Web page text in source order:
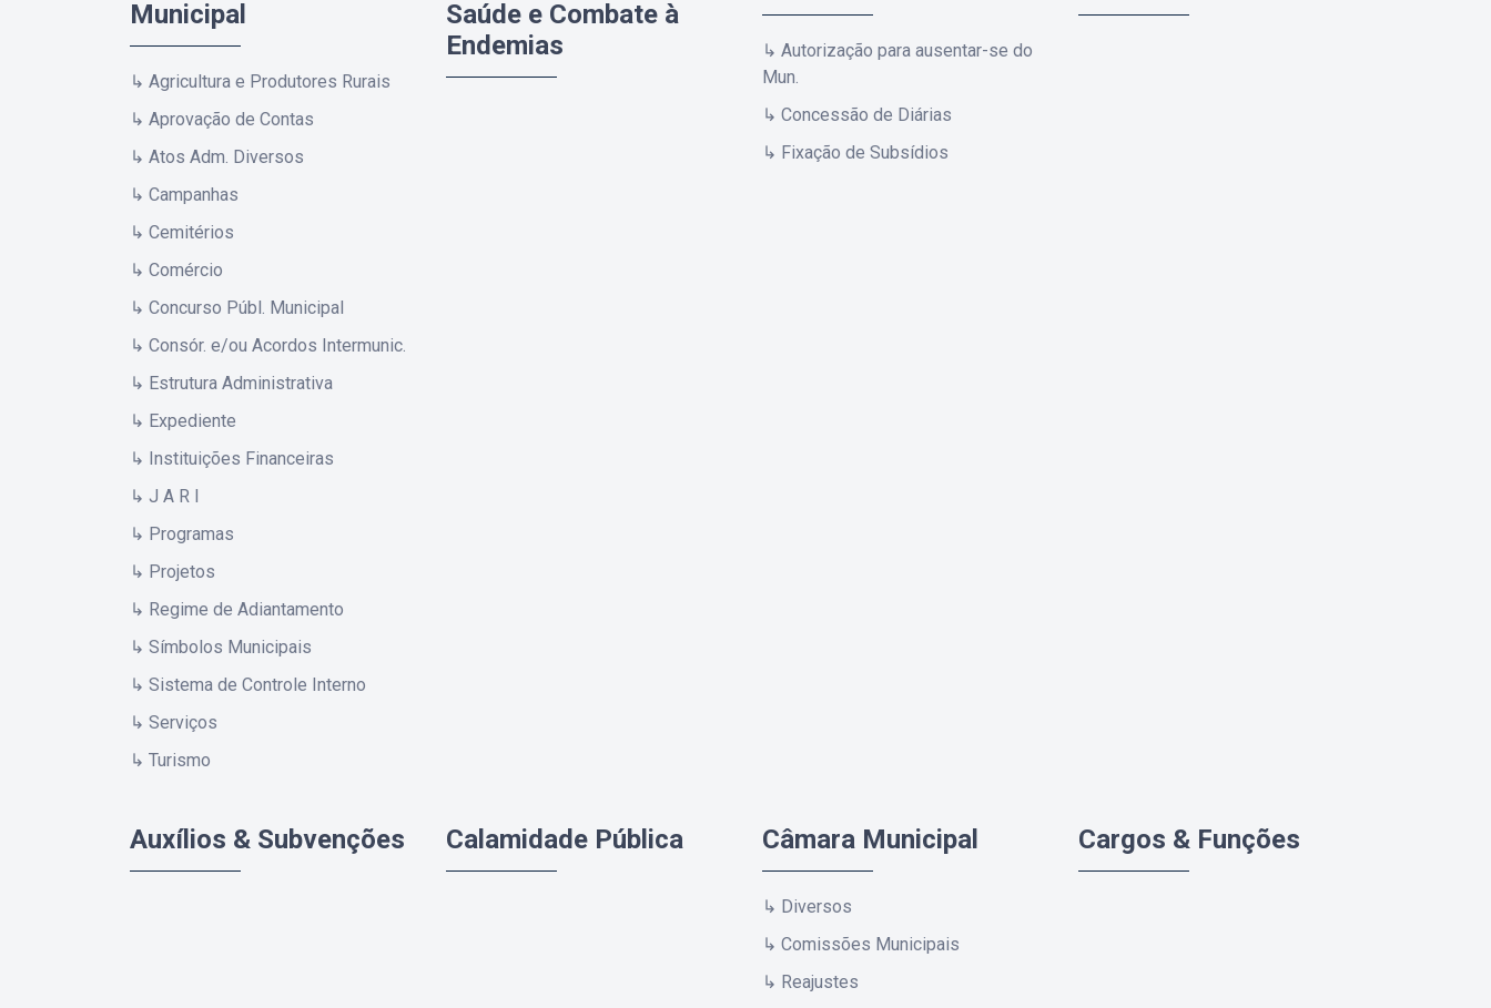
Municipal
↳ Agricultura e Produtores Rurais
↳ Aprovação de Contas
↳ Atos Adm. Diversos
↳ Campanhas
↳ Cemitérios
↳ Comércio
↳ Concurso Públ. Municipal
↳ Consór. e/ou Acordos Intermunic.
↳ Estrutura Administrativa
↳ Expediente
↳ Instituições Financeiras
↳ J A R I
↳ Programas
↳ Projetos
↳ Regime de Adiantamento
↳ Símbolos Municipais
↳ Sistema de Controle Interno
↳ Serviços
↳ Turismo
Saúde e Combate à
Endemias
↳ Autorização para ausentar-se do
Mun.
↳ Concessão de Diárias
↳ Fixação de Subsídios
Auxílios & Subvenções Calamidade Pública Câmara Municipal
↳ Diversos
↳ Comissões Municipais
↳ Reajustes
Cargos & Funções